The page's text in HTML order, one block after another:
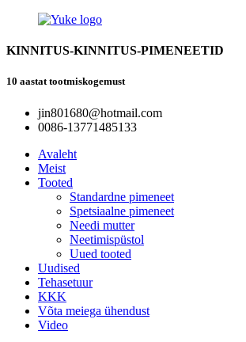
KINNITUS-KINNITUS-PIMENEETID
10 aastat tootmiskogemust
jin801680@hotmail.com
0086-13771485133
Avaleht
Meist
Tooted
Standardne pimeneet
Spetsiaalne pimeneet
Needi mutter
Neetimispüstol
Uued tooted
Uudised
Tehasetuur
KKK
Võta meiega ühendust
Video